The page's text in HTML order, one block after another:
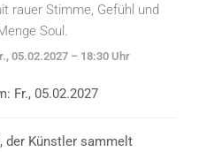
rauer Stimme, Gefühl und
Soul.
05.02.2027 – 18:30 Uhr
Fr., 05.02.2027
der Künstler sammelt